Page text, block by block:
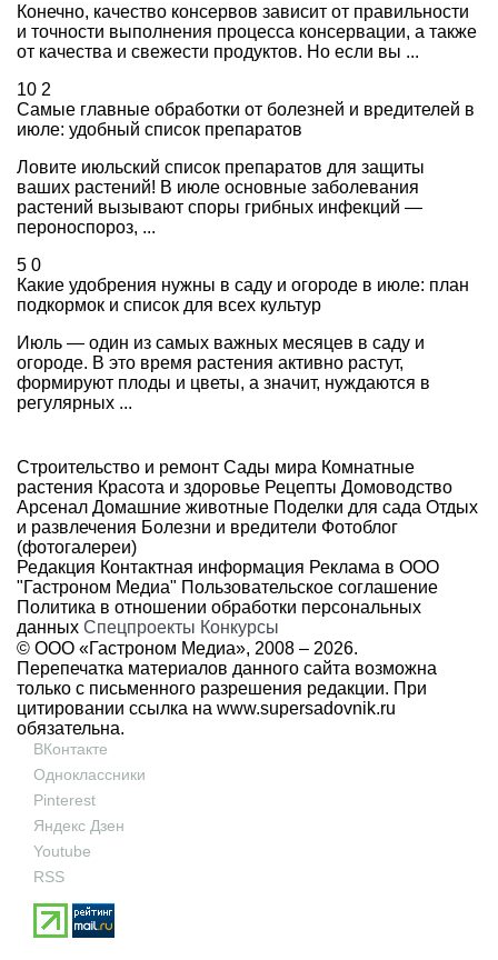
Конечно, качество консервов зависит от правильности
и точности выполнения процесса консервации, а также
от качества и свежести продуктов. Но если вы ...
10 2
Самые главные обработки от болезней и вредителей в
июле: удобный список препаратов
Ловите июльский список препаратов для защиты
ваших растений! В июле основные заболевания
растений вызывают споры грибных инфекций —
пероноспороз, ...
5 0
Какие удобрения нужны в саду и огороде в июле: план
подкормок и список для всех культур
Июль — один из самых важных месяцев в саду и
огороде. В это время растения активно растут,
формируют плоды и цветы, а значит, нуждаются в
регулярных ...
Строительство и ремонт Сады мира Комнатные
растения Красота и здоровье Рецепты Домоводство
Арсенал Домашние животные Поделки для сада Отдых
и развлечения Болезни и вредители Фотоблог
(фотогалереи)
Редакция Контактная информация Реклама в ООО
"Гастроном Медиа" Пользовательское соглашение
Политика в отношении обработки персональных
данных Спецпроекты Конкурсы
© ООО «Гастроном Медиа», 2008 – 2026.
Перепечатка материалов данного сайта возможна
только с письменного разрешения редакции. При
цитировании ссылка на www.supersadovnik.ru
обязательна.
ВКонтакте
Одноклассники
Pinterest
Яндекс Дзен
Youtube
RSS